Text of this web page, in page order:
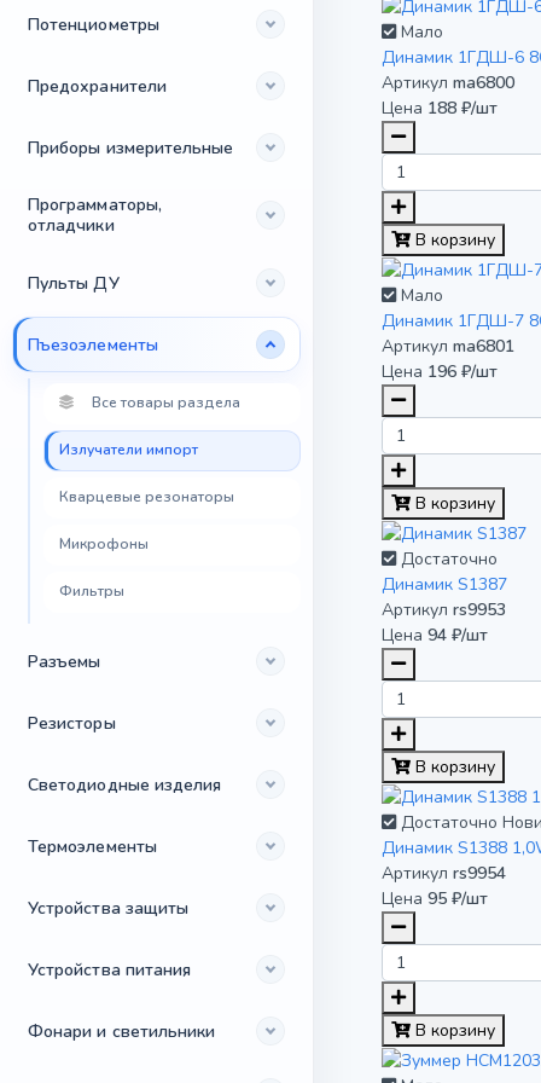
Потенциометры
Предохранители
Приборы измерительные
Программаторы,
отладчики
Пульты ДУ
Пъезоэлементы
Все товары раздела
Излучатели импорт
Кварцевые резонаторы
Микрофоны
Фильтры
Разъемы
Резисторы
Светодиодные изделия
Термоэлементы
Устройства защиты
Устройства питания
Фонари и светильники
Мало
Динамик 1ГДШ-6
Артикул ma6800
Цена 188 ₽/шт
В корзину
Мало
Динамик 1ГДШ-7
Артикул ma6801
Цена 196 ₽/шт
В корзину
Достаточно
Динамик S1387
Артикул rs9953
Цена 94 ₽/шт
В корзину
Достаточно
Динамик S1388
Артикул rs9954
Цена 95 ₽/шт
В корзину